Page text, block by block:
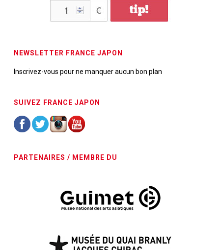
NEWSLETTER FRANCE JAPON
Inscrivez-vous pour ne manquer aucun bon plan
SUIVEZ FRANCE JAPON
PARTENAIRES / MEMBRE DU